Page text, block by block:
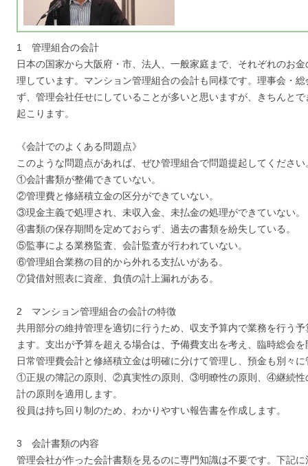
1 管理組合の会計
日本の国家から大阪府・市、法人、一般家庭まで、それぞれのお
理しています。マンション管理組合の会計も同様です。理事会・
ず、管理会社任せにしていることが多いと思いますが、きちんと
起こります。
《会計でのよくある問題点》
このような問題点があれば、ぜひ管理組合で問題提起してください
①会計書類が整備できていない。
②管理費と修繕積立金の区分ができていない。
③現金主義で処理され、未収入金、未払金の処理ができていない。
④書類の保存期間を定めておらず、過去の書類を紛失している。
⑤監事による業務監査、会計監査が行われていない。
⑥管理組合業務の目的から外れる支払いがある。
⑦貸借対照表に資産、負債の計上漏れがある。
2 マンション管理組合の会計の特徴
共用部分の維持管理を適切に行うため、収支予算内で業務を行う
ます。支出が予算を超える場合は、予備費支出を考え、臨時総会
日常管理費会計と修繕積立金は明確に分けて管理し、預金も別々
①正規の簿記の原則、②真実性の原則、③明瞭性の原則、④継続性
計の原則を適用します。
役員は持ち回り制のため、わかりやすい報告書を作成します。
3 会計書類の内容
管理会社が作った会計書類を見るのに専門知識は不要です。下記